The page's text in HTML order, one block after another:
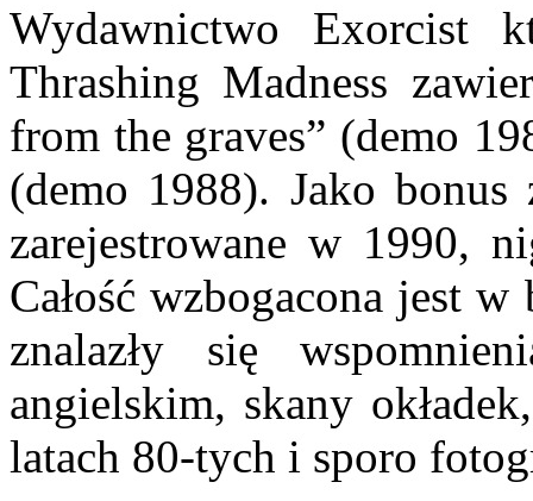
Wydawnictwo Exorcist
Thrashing Madness
from the graves” (demo
(demo 1988). Jako
zarejestrowane w 1990,
Całość wzbogacona jest
znalazły się
angielskim, skany
latach 80-tych i sporo